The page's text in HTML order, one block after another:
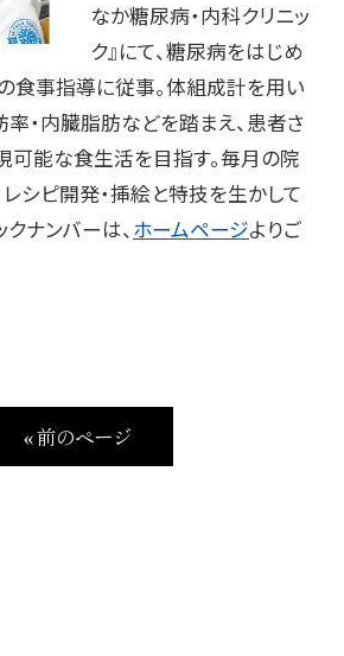
なか糖尿病・内科クリニッ
ク』にて、糖尿病をはじめ
食事指導に従事。体組成計を用い
・内臓脂肪などを踏まえ、患者さ
可能な食生活を目指す。毎月の院
シピ開発・挿絵と特技を生かして
ナンバーは、ホームページよりご
« 前のページ